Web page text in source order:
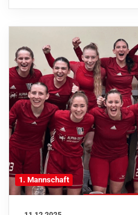
1. Mannschaft